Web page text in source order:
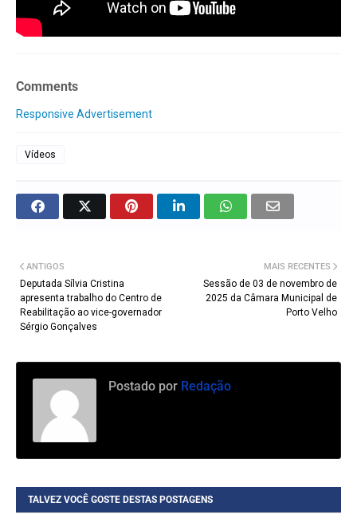
Comments
Responsive Advertisement
Vídeos
MAIS RECENTES
Sessão de 03 de novembro de
2025 da Câmara Municipal de
Porto Velho
ANTIGOS
Deputada Sílvia Cristina
apresenta trabalho do Centro de
Reabilitação ao vice-governador
Sérgio Gonçalves
Postado por Redação
TALVEZ VOCÊ GOSTE DESTAS POSTAGENS